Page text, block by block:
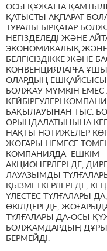
ОСЫ ҚҰЖАТТА
ҚАТЫСТЫ АҚПАРАТ
ТУРАЛЫ БІРҚАТАР
НЕГІЗДЕЛЕДІ ЖӘНЕ
ЭКОНОМИКАЛЫҚ ЖӘНЕ
БЕЛГІСІЗДІККЕ ЖӘНЕ
КОНВЕНЦИЯЛАРҒА
ОЛАРДЫҢ
БОЛЖАУ МҮМКІН
КЕЙБІРЕУЛЕРІ
БАҚЫЛАУЫНАН ТЫС.
ОРЫНДАЛАТЫНЫНА
НАҚТЫ НӘТИЖЕЛЕР
ЖОҒАРЫ НЕМЕСЕ
КОМПАНИЯДА ЕШКІМ
АКЦИОНЕРЛЕРІ ДЕ,
ЛАУАЗЫМДЫ
ҚЫЗМЕТКЕРЛЕРІ ДЕ,
ҮЛЕСТЕС ТҰЛҒАЛАРЫ
ӨКІЛДЕРІ ДЕ,
ТҰЛҒАЛАРЫ ДА-ОСЫ
БОЛЖАМДАРДЫҢ
БЕРМЕЙДІ.